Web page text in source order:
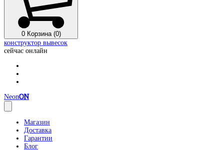
0 Корзина (0)
конструктор вывесок
сейчас онлайн
NeonON
Магазин
Доставка
Гарантии
Блог